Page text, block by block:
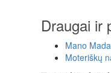
Draugai ir
Mano Mada
Moteriškų